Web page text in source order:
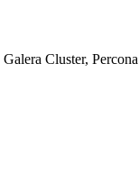
Cluster,